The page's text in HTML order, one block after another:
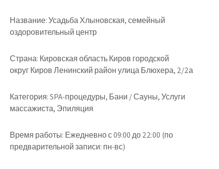
Название:Усадьба Хлыновская, семейный
оздоровительный центр
Страна: Кировская область Киров городской
округ Киров Ленинский район улица Блюхера, 2/2а
Категория:SPA-процедуры, Бани / Сауны, Услуги
массажиста, Эпиляция
Время работы: Ежедневно с 09:00 до 22:00 (по
предварительной записи: пн-вс)